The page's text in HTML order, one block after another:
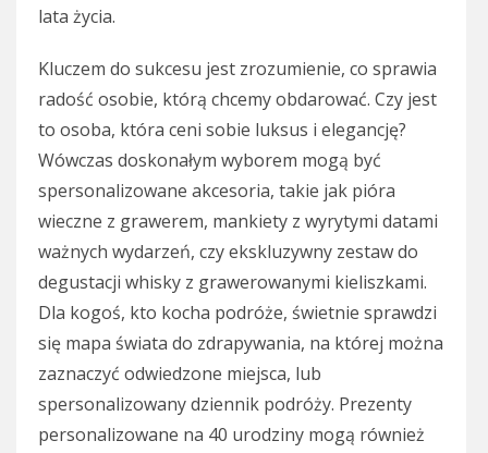
lata życia.
Kluczem do sukcesu jest zrozumienie, co sprawia
radość osobie, którą chcemy obdarować. Czy jest
to osoba, która ceni sobie luksus i elegancję?
Wówczas doskonałym wyborem mogą być
spersonalizowane akcesoria, takie jak pióra
wieczne z grawerem, mankiety z wyrytymi datami
ważnych wydarzeń, czy ekskluzywny zestaw do
degustacji whisky z grawerowanymi kieliszkami.
Dla kogoś, kto kocha podróże, świetnie sprawdzi
się mapa świata do zdrapywania, na której można
zaznaczyć odwiedzone miejsca, lub
spersonalizowany dziennik podróży. Prezenty
personalizowane na 40 urodziny mogą również